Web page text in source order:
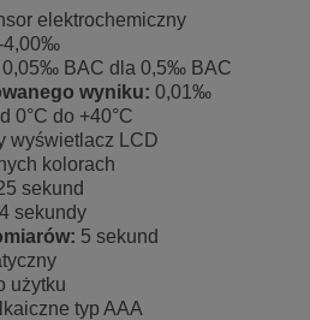
elektrochemiczny
4,00‰
0,05‰ BAC dla 0,5‰ BAC
wyniku: 0,01‰
0°C do +40°C
wyświetlacz LCD
kolorach
sekund
4 sekundy
5 sekund
użytku
typ AAA